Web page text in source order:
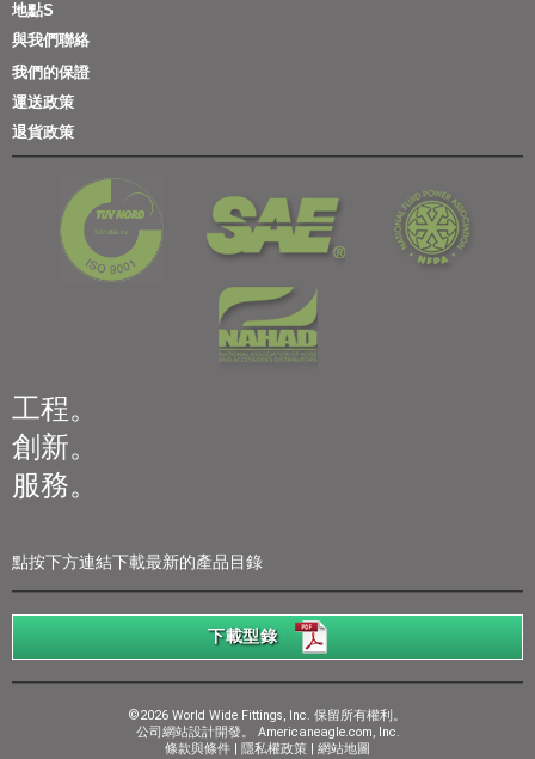
地點S
與我們聯絡
我們的保證
運送政策
退貨政策
工程。
創新。
服務。
點按下方連結下載最新的產品目錄
下載型錄
©2026 World Wide Fittings, Inc. 保留所有權利。
公司網站設計開發。 Americaneagle.com, Inc.
條款與條件 | 隱私權政策 | 網站地圖